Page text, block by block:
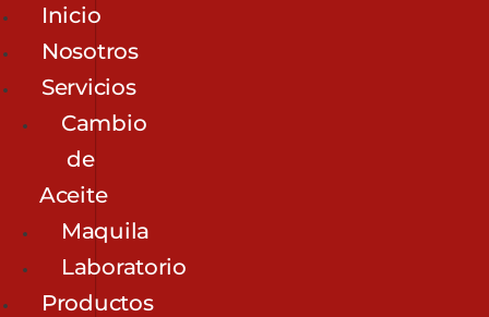
Inicio
Nosotros
Servicios
Cambio
de
Aceite
Maquila
Laboratorio
Productos